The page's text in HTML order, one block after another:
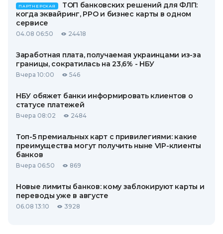
ПАРТНЕРСКАЯ
ТОП банковских решений для ФЛП:
когда эквайринг, РРО и бизнес карты в одном
сервисе
04.08 06:50 24418
Заработная плата, получаемая украинцами из-за
границы, сократилась на 23,6% - НБУ
Вчера 10:00 546
НБУ обяжет банки информировать клиентов о
статусе платежей
Вчера 08:02 2484
Топ-5 премиальных карт с привилегиями: какие
преимущества могут получить ныне VIP-клиенты
банков
Вчера 06:50 869
Новые лимиты банков: кому заблокируют карты и
переводы уже в августе
06.08 13:10 3928